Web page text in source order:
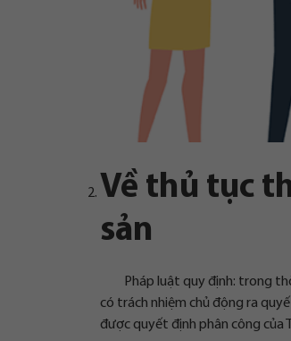
Về thủ tục
sản
Pháp luật quy định: trong
có trách nhiệm chủ động ra
được quyết định phân công của